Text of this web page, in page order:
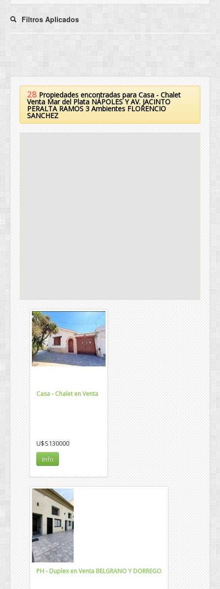
Filtros Aplicados
28 Propiedades encontradas para Casa - Chalet
Venta Mar del Plata NÁPOLES Y AV. JACINTO
PERALTA RAMOS 3 Ambientes FLORENCIO
SANCHEZ
Casa - Chalet en Venta
U$S130000
Info
PH - Duplex en Venta BELGRANO Y DORREGO